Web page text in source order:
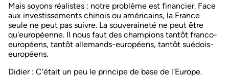
Mais soyons réalistes : notre problème est financier. Face
aux investissements chinois ou américains, la France
seule ne peut pas suivre. La souveraineté ne peut être
qu'européenne. Il nous faut des champions tantôt franco-
européens, tantôt allemands-européens, tantôt suédois-
européens.
Didier: C'était un peu le principe de base de l'Europe.